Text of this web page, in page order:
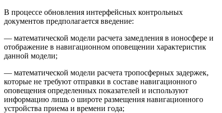
В процессе обновления интерфейсных контрольных
документов предполагается введение:
— математической модели расчета замедления в ионосфере и
отображение в навигационном оповещении характеристик
данной модели;
— математической модели расчета тропосферных задержек,
которые не требуют отправки в составе навигационного
оповещения определенных показателей и используют
информацию лишь о широте размещения навигационного
устройства приема и времени года;